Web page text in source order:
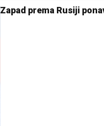
Zapad prema Rusiji